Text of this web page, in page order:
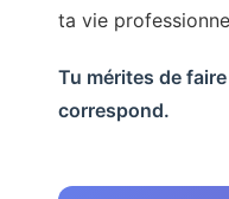
ta vie
Tu mérites de
correspond.